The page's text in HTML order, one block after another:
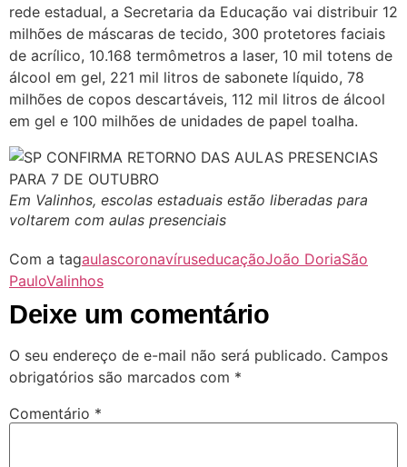
rede estadual, a Secretaria da Educação vai distribuir 12
milhões de máscaras de tecido, 300 protetores faciais
de acrílico, 10.168 termômetros a laser, 10 mil totens de
álcool em gel, 221 mil litros de sabonete líquido, 78
milhões de copos descartáveis, 112 mil litros de álcool
em gel e 100 milhões de unidades de papel toalha.
Em Valinhos, escolas estaduais estão liberadas para
voltarem com aulas presenciais
Com a tagaulascoronavíruseducaçãoJoão DoriaSão
PauloValinhos
Deixe um comentário
O seu endereço de e-mail não será publicado. Campos
obrigatórios são marcados com *
Comentário *